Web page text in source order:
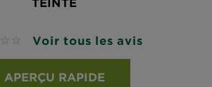
Voir tous les avis
APERÇU RAPIDE